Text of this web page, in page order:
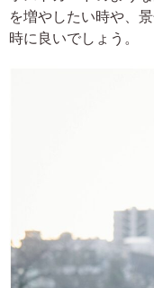
を増やしたい時や、
時に良いでしょう。